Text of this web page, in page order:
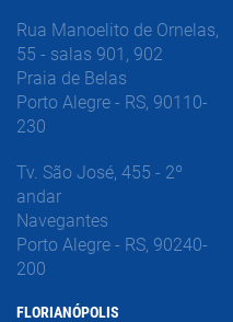
Rua Manoelito de Ornelas,
55 - salas 901, 902
Praia de Belas
Porto Alegre - RS, 90110-
230
Tv. São José, 455 - 2º
andar
Navegantes
Porto Alegre - RS, 90240-
200
FLORIANÓPOLIS